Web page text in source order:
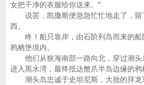
女把干净的衣服给你送来。”
说罢，凯撒斯便急急忙忙地走了，留
西。
咚！船只靠岸，由石阶列岛而来的船
鸦栖堡境内。
他们从狭海南部一路向北，穿过潮头
进入黑水湾，最终抵达蟹爪半岛边缘的鸦
潮头岛忠诚于史坦尼斯，大批的拜龙